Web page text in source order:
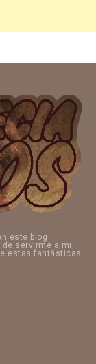
este blog
servirme a mi,
estas fantásticas